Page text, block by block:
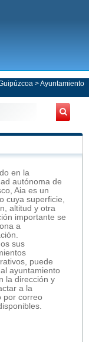
>Ayuntamiento
en la
autónoma de
Aia es un
cuya superficie,
altitud y otra
importante se
a
sus
puede
ayuntamiento
la dirección y
a la
por correo